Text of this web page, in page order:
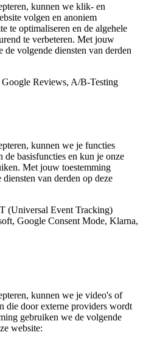
kunnen we klik- en
volgen en anoniem
te optimaliseren en de algehele
te verbeteren. Met jouw
de volgende diensten van derden
Reviews, A/B-Testing
kunnen we je functies
de basisfuncties en kun je onze
Met jouw toestemming
van derden op deze
(Universal Event Tracking)
Google Consent Mode, Klarna,
kunnen we je video's of
die door externe providers wordt
gebruiken we de volgende
website: